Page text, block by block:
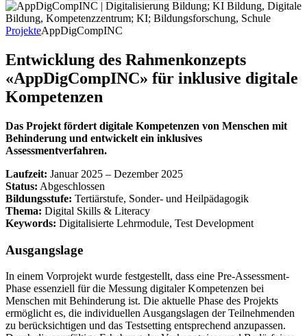
ProjekteAppDigCompINC
Entwicklung des Rahmenkonzepts
«AppDigCompINC» für inklusive digitale
Kompetenzen
Das Projekt fördert digitale Kompetenzen von Menschen mit
Behinderung und entwickelt ein inklusives
Assessmentverfahren.
Laufzeit: Januar 2025 – Dezember 2025
Status: Abgeschlossen
Bildungsstufe: Tertiärstufe, Sonder- und Heilpädagogik
Thema: Digital Skills & Literacy
Keywords: Digitalisierte Lehrmodule, Test Development
Ausgangslage
In einem Vorprojekt wurde festgestellt, dass eine Pre-Assessment-
Phase essenziell für die Messung digitaler Kompetenzen bei
Menschen mit Behinderung ist. Die aktuelle Phase des Projekts
ermöglicht es, die individuellen Ausgangslagen der Teilnehmenden
zu berücksichtigen und das Testsetting entsprechend anzupassen.